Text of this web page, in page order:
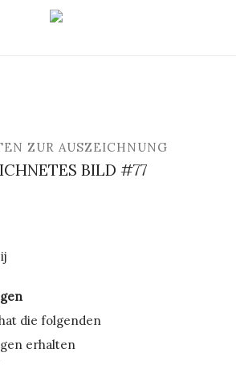
ZUR AUSZEICHNUNG
BILD #77
die folgenden
erhalten